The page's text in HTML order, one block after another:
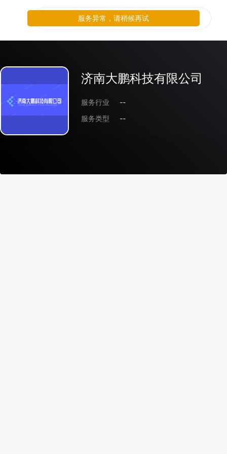
济南大鹏科技有限公司
服务行业
--
服务类型
--
服务异常，请稍候再试